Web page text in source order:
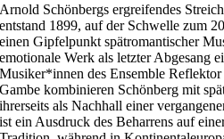
Arnold Schönbergs ergreifendes
entstand 1899, auf der Schwelle zum
einen Gipfelpunkt spätromantischer
emotionale Werk als letzter Abgesang
Musiker*innen des Ensemble
Gambe kombinieren Schönberg mit
ihrerseits als Nachhall einer
ist ein Ausdruck des Beharrens auf